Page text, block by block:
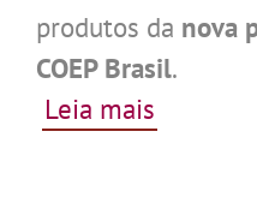
produtos da nova
COEP Brasil.
Leia mais